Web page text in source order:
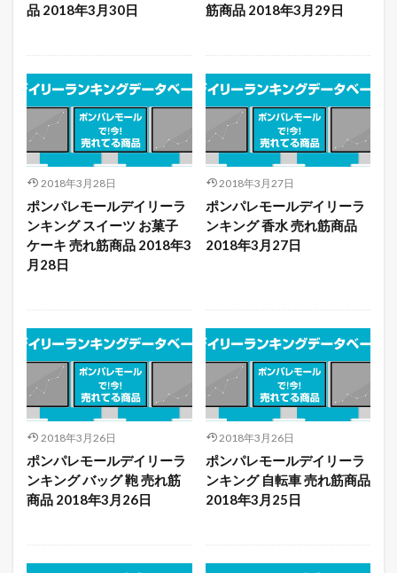
品 2018年3月30日
筋商品 2018年3月29日
2018年3月28日
ポンパレモールデイリーラ
ンキング スイーツ お菓子
ケーキ 売れ筋商品 2018年3
月28日
2018年3月27日
ポンパレモールデイリーラ
ンキング 香水 売れ筋商品
2018年3月27日
2018年3月26日
ポンパレモールデイリーラ
ンキング バッグ 鞄 売れ筋
商品 2018年3月26日
2018年3月26日
ポンパレモールデイリーラ
ンキング 自転車 売れ筋商品
2018年3月25日